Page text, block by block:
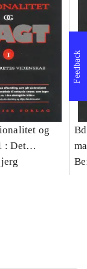
og
: Det
Feedback